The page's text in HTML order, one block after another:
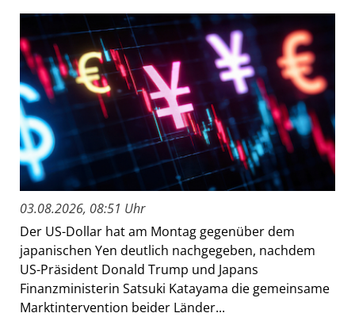
03.08.2026, 08:51 Uhr
Der US-Dollar hat am Montag gegenüber dem
japanischen Yen deutlich nachgegeben, nachdem
US-Präsident Donald Trump und Japans
Finanzministerin Satsuki Katayama die gemeinsame
Marktintervention beider Länder...